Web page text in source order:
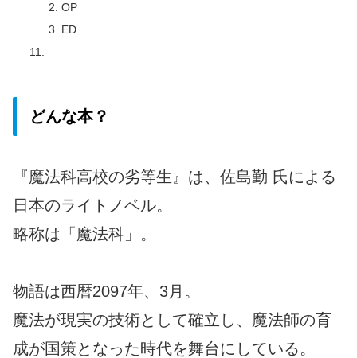
OP
ED
どんな本？
『魔法科高校の劣等生』は、佐島勤 氏による
日本のライトノベル。
略称は「魔法科」。
物語は西暦2097年、3月。
魔法が現実の技術として確立し、魔法師の育
成が国策となった時代を舞台にしている。